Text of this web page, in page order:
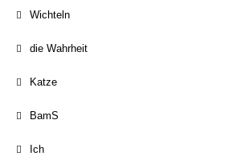
Wichteln
die Wahrheit
Katze
BamS
Ich